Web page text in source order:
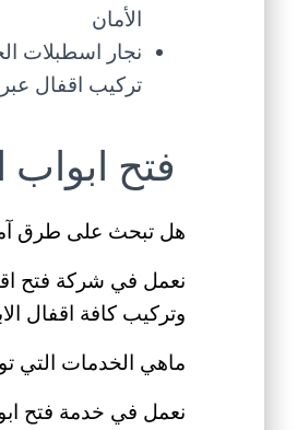
الأمان
نجار اسطبلات
تركيب اقفال
فتح
هل تبحث على طرق
نعمل في شركة فتح
وتركيب كافة اقفال
ماهي الخدمات التي
نعمل في خدمة فتح